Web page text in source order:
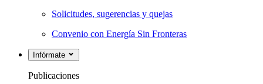
Solicitudes, sugerencias y quejas
Convenio con Energía Sin Fronteras
Infórmate
Publicaciones